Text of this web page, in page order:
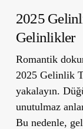
2025
Gelinlikler
Romantik
2025 Gelinlik
yakalayın.
unutulmaz
Bu nedenle,